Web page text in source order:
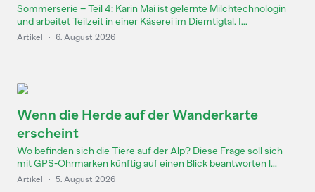
Sommerserie – Teil 4: Karin Mai ist gelernte Milchtechnologin
und arbeitet Teilzeit in einer Käserei im Diemtigtal. I...
Artikel · 6. August 2026
Wenn die Herde auf der Wanderkarte
erscheint
Wo befinden sich die Tiere auf der Alp? Diese Frage soll sich
mit GPS-Ohrmarken künftig auf einen Blick beantworten l...
Artikel · 5. August 2026